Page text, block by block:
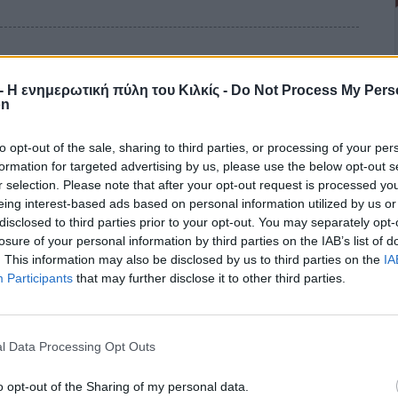
Η ενημερωτική πύλη του Κιλκίς - Do Not Process My
opt-out of the sale, sharing to third parties, or processing of your
for targeted advertising by us, please use the below opt-out
selection. Please note that after your opt-out request is processed
interest-based ads based on personal information utilized by us
to third parties prior to your opt-out. You may separately
of your personal information by third parties on the IAB’s list of
This information may also be disclosed by us to third parties on the
Participants that may further disclose it to other third parties.
Data Processing Opt Outs
opt-out of the Sharing of my personal data.
Υπό έλεγχο η κατάσταση
Σάββατο 20 Ιουνίου, σε αγροδασική περιοχή της Παλαιάς
Σαπών, έχει τεθεί υπό έλεγχο.
περιοχές, διασφαλίζοντας την ασφάλεια των κατοίκων.
τηλεφωνικές απάτες
χθες, Σάββατο 20 Ιουνίου, κατηγορούμενος για τέσσερις
που διαπράχθηκαν σε διάφορες περιοχές της Πιερίας